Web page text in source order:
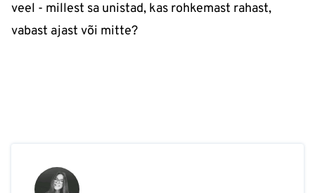
veel - millest sa unistad, kas rohkemast rahast,
vabast ajast või mitte?